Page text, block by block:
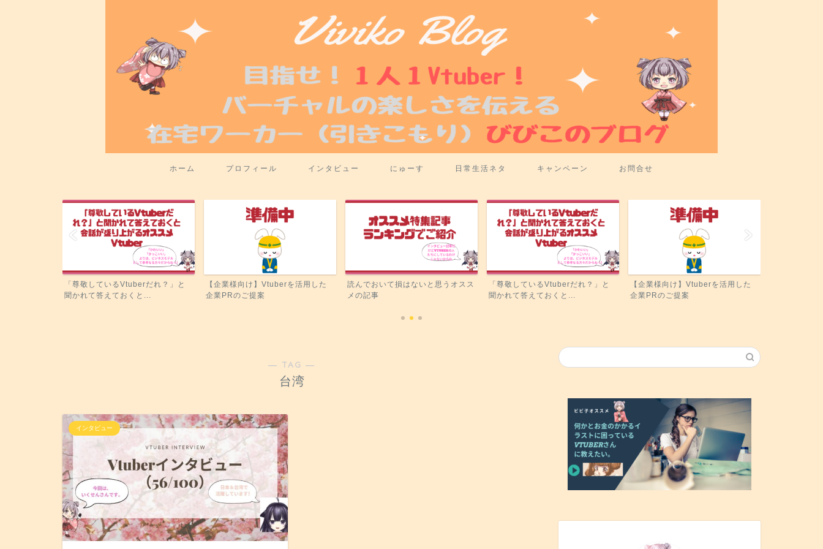
ホーム プロフィール インタビュー にゅーす 日常生活ネタ キャンペーン お問合せ
「尊敬しているVtuberだれ？」と
聞かれて答えておくと...
【企業様向け】Vtuberを活用した
企業PRのご提案
読んでおいて損はないと思うオスス
メの記事
「尊敬しているVtuberだれ？」と
聞かれて答えておくと...
【企業様向け】Vtuberを活用した
企業PRのご提案
― TAG ―
台湾
インタビュー